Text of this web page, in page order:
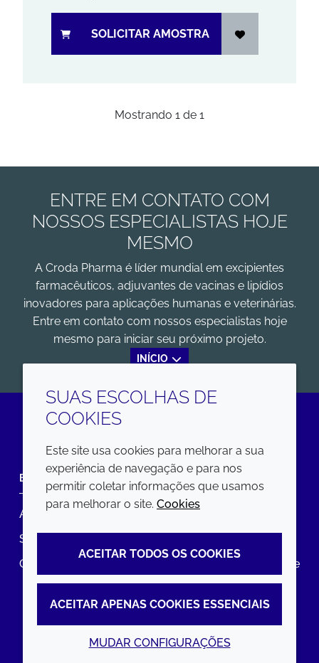
SOLICITAR AMOSTRA
Mostrando 1 de 1
ENTRE EM CONTATO COM
NOSSOS ESPECIALISTAS HOJE
MESMO
A Croda Pharma é líder mundial em excipientes
farmacêuticos, adjuvantes de vacinas e lipídios
inovadores para aplicações humanas e veterinárias.
Entre em contato com nossos especialistas hoje
mesmo para iniciar seu próximo projeto.
INÍCIO
LinkedIn
EMPRESA
Annual Report
Sustainability Report
Croda.com
LEGAL
Termos e condições
Declaração de Acessibilidade
SUAS ESCOLHAS DE
COOKIES
Este site usa cookies para melhorar a sua
experiência de navegação e para nos
permitir coletar informações que usamos
para melhorar o site. Cookies
ACEITAR TODOS OS COOKIES
ACEITAR APENAS COOKIES ESSENCIAIS
MUDAR CONFIGURAÇÕES